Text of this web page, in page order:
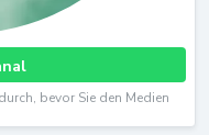
bevor Sie den Medien